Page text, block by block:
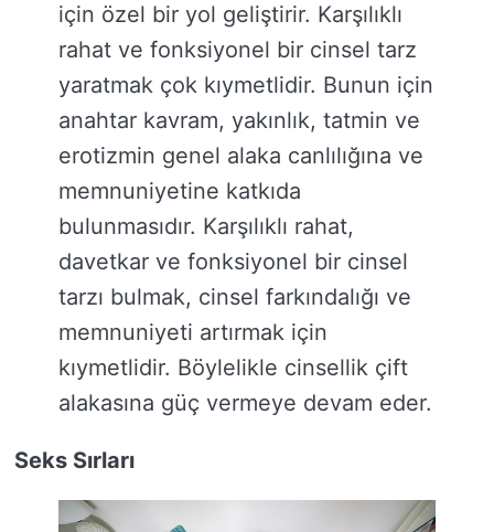
için özel bir yol geliştirir. Karşılıklı
rahat ve fonksiyonel bir cinsel tarz
yaratmak çok kıymetlidir. Bunun için
anahtar kavram, yakınlık, tatmin ve
erotizmin genel alaka canlılığına ve
memnuniyetine katkıda
bulunmasıdır. Karşılıklı rahat,
davetkar ve fonksiyonel bir cinsel
tarzı bulmak, cinsel farkındalığı ve
memnuniyeti artırmak için
kıymetlidir. Böylelikle cinsellik çift
alakasına güç vermeye devam eder.
Seks Sırları